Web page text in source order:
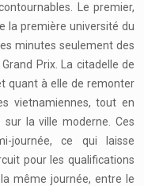
Le premier,
la première université du
minutes seulement des
Prix. La citadelle de
quant à elle de remonter
vietnamiennes, tout en
la ville moderne. Ces
journée, ce qui laisse
pour les qualifications
même journée, entre le